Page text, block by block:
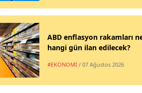
ABD enflasyon rakamları
hangi gün ilan edilecek?
#EKONOMİ / 07 Ağustos 2026